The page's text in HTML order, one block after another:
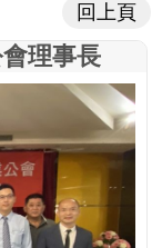
回上頁
理事長